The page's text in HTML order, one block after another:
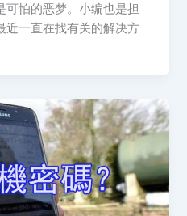
可怕的恶梦。小编也是担
近一直在找有关的解决方